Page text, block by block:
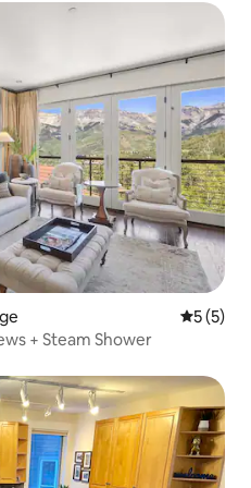
5 de
5 (5)
+ Steam Shower
dos hóspedes